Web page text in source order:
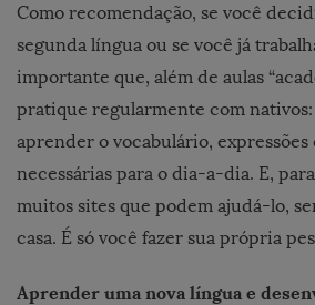
Como recomendação, se você
segunda língua ou se você já
importante que, além de aulas
pratique regularmente com nativos:
aprender o vocabulário,
necessárias para o dia-a-dia. E,
muitos sites que podem ajudá-lo,
casa. É só você fazer sua própria
Aprender uma nova língua e